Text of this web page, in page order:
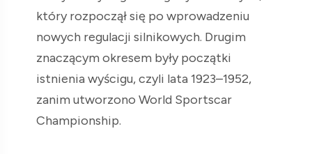
który rozpoczął się po wprowadzeniu
nowych regulacji silnikowych. Drugim
znaczącym okresem były początki
istnienia wyścigu, czyli lata 1923–1952,
zanim utworzono World Sportscar
Championship.